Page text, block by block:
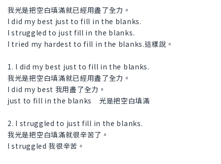
我光是把空白填滿就已經用盡了全力。
I did my best just to fill in the blanks.
I struggled to just fill in the blanks.
I tried my hardest to fill in the blanks.這樣說。
1. I did my best just to fill in the blanks.
我光是把空白填滿就已經用盡了全力。
I did my best 我用盡了全力。
just to fill in the blanks 光是把空白填滿
2. I struggled to just fill in the blanks.
我光是把空白填滿就很辛苦了。
I struggled 我很辛苦。